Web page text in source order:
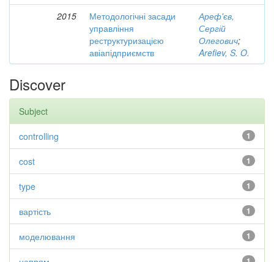
2015
Методологічні засади
управління
реструктуризацією
авіапідприємств
Ареф'єв,
Сергій
Олегович;
Arefiev, S. O.
Discover
Subject
1
controlling
1
cost
1
type
1
вартість
1
моделювання